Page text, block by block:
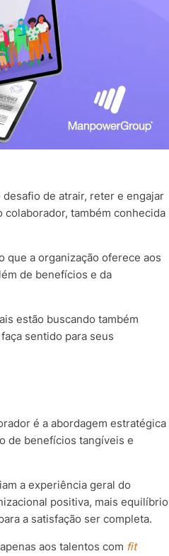
de atrair, reter e engajar
também conhecida
que a organização oferece aos
de benefícios e da
estão buscando também
sentido para seus
é a abordagem estratégica
de benefícios tangíveis e
a experiência geral do
positiva, mais equilíbrio
a satisfação ser completa.
aos talentos com fit